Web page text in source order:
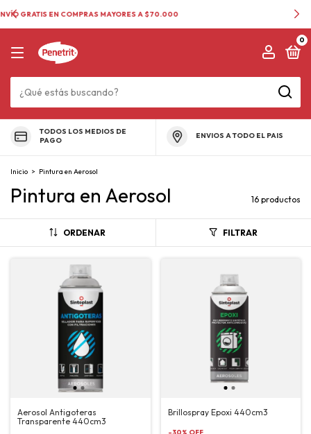
PONELE PENETRIT
0
TODOS LOS MEDIOS DE
PAGO
ENVIOS A TODO EL PAIS
Inicio > Pintura en Aerosol
Pintura en Aerosol 16 productos
ORDENAR FILTRAR
Aerosol Antigoteras
Transparente 440cm3
Brillospray Epoxi 440cm3